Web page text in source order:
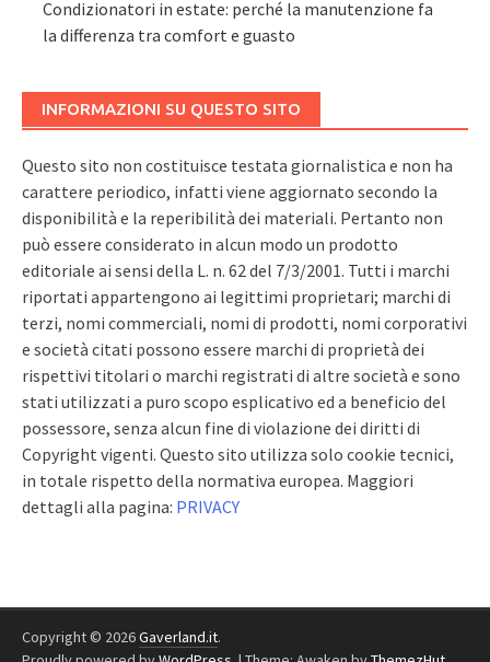
Condizionatori in estate: perché la manutenzione fa
la differenza tra comfort e guasto
INFORMAZIONI SU QUESTO SITO
Questo sito non costituisce testata giornalistica e non ha
carattere periodico, infatti viene aggiornato secondo la
disponibilità e la reperibilità dei materiali. Pertanto non
può essere considerato in alcun modo un prodotto
editoriale ai sensi della L. n. 62 del 7/3/2001. Tutti i marchi
riportati appartengono ai legittimi proprietari; marchi di
terzi, nomi commerciali, nomi di prodotti, nomi corporativi
e società citati possono essere marchi di proprietà dei
rispettivi titolari o marchi registrati di altre società e sono
stati utilizzati a puro scopo esplicativo ed a beneficio del
possessore, senza alcun fine di violazione dei diritti di
Copyright vigenti. Questo sito utilizza solo cookie tecnici,
in totale rispetto della normativa europea. Maggiori
dettagli alla pagina: PRIVACY
Copyright © 2026Gaverland.it.